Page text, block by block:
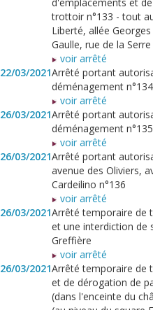
trottoir n°133 - tout
Liberté, allée
Gaulle, rue de la
voir arrêté
22/03/2021Arrêté portant
déménagement
voir arrêté
26/03/2021Arrêté portant
déménagement
voir arrêté
26/03/2021Arrêté portant
avenue des Oliviers,
Cardeilino n°136
voir arrêté
26/03/2021Arrêté temporaire de
et une interdiction de
Greffière
voir arrêté
26/03/2021Arrêté temporaire de
et de dérogation de
(dans l'enceinte du